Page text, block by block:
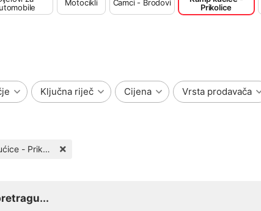
Motocikli Čamci - Brodovi
Prikolice
Ključna riječ Cijena Vrsta prodavača
Kamp kućice - Prikolice